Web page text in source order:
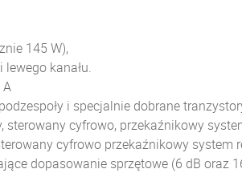
145 W),
kanału.
i specjalnie dobrane
sterowany cyfrowo, przekaźnikowy
cyfrowo przekaźnikowy
dopasowanie sprzętowe (6 dB oraz